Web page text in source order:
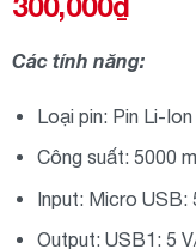
Các tính năng:
Loại pin: Pin Li-Ion
Công suất: 5000
Input: Micro USB:
Output: USB1: 5